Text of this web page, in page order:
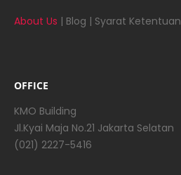
About Us | Blog | Syarat Ketentuan
OFFICE
KMO Building
Jl.Kyai Maja No.21 Jakarta Selatan
(021) 2227-5416